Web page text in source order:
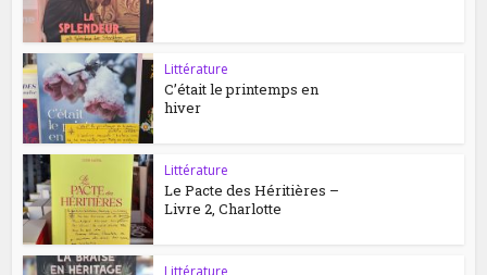
Littérature
C’était le printemps en
hiver
Littérature
Le Pacte des Héritières –
Livre 2, Charlotte
Littérature